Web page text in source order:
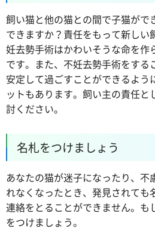
飼い猫と他の猫との間で子猫がで
できますか？責任をもって新しい
妊去勢手術はかわいそうな命を作
です。また、不妊去勢手術をする
安定して過ごすことができるよう
ットもあります。飼い主の責任
討ください。
名札をつけましょう
あなたの猫が迷子になったり、不
れなくなったとき、発見されても
連絡をとることができません。も
をつけましょう。